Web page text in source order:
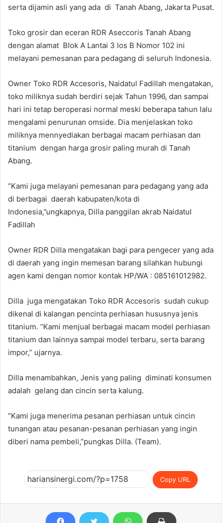
serta dijamin asli yang ada di Tanah Abang, Jakarta Pusat.
Toko grosir dan eceran RDR Aseccoris Tanah Abang
dengan alamat Blok A Lantai 3 los B Nomor 102 ini
melayani pemesanan para pedagang di seluruh Indonesia.
Owner Toko RDR Accesoris, Naidatul Fadillah mengatakan,
toko miliknya sudah berdiri sejak Tahun 1996, dan sampai
hari ini tetap beroperasi normal meski beberapa tahun lalu
mengalami penurunan omside. Dia menjelaskan toko
miliknya mennyediakan berbagai macam perhiasan dan
titanium dengan harga grosir paling murah di Tanah
Abang.
“Kami juga melayani pemesanan para pedagang yang ada
di berbagai daerah kabupaten/kota di
Indonesia,”ungkapnya, Dilla panggilan akrab Naidatul
Fadillah
Owner RDR Dilla mengatakan bagi para pengecer yang ada
di daerah yang ingin memesan barang silahkan hubungi
agen kami dengan nomor kontak HP/WA : 085161012982.
Dilla juga mengatakan Toko RDR Accesoris sudah cukup
dikenal di kalangan pencinta perhiasan hususnya jenis
titanium. “Kami menjual berbagai macam model perhiasan
titanium dan lainnya sampai model terbaru, serta barang
impor,” ujarnya.
Dilla menambahkan, Jenis yang paling diminati konsumen
adalah gelang dan cincin serta kalung.
“Kami juga menerima pesanan perhiasan untuk cincin
tunangan atau pesanan-pesanan perhiasan yang ingin
diberi nama pembeli,”pungkas Dilla. (Team).
Copy URL